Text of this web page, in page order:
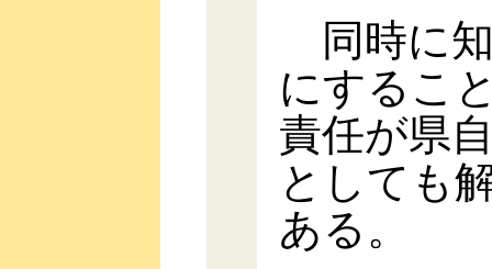
同時に
にするこ
責任が県
としても
ある。